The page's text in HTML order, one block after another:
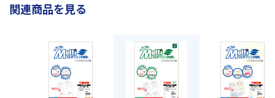
関連商品を見る